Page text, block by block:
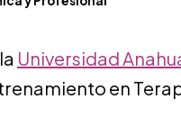
Universidad
en